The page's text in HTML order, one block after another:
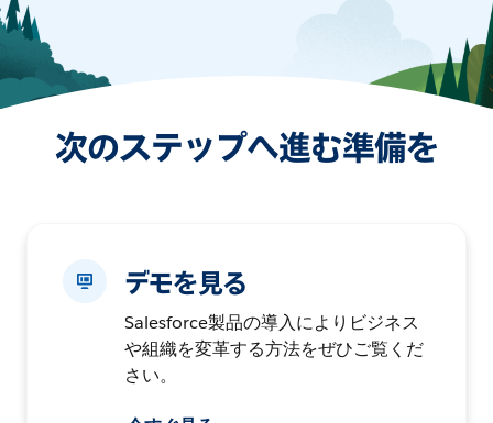
次のステップへ進む準備を
デモを見る
Salesforce製品の導入によりビジネス
や組織を変革する方法をぜひご覧くだ
さい。